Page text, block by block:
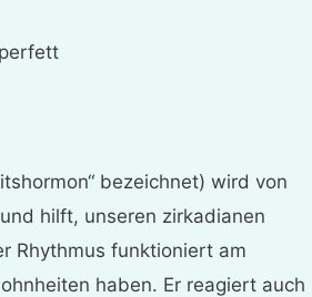
bezeichnet) wird von
hilft, unseren zirkadianen
Rhythmus funktioniert am
haben. Er reagiert auch